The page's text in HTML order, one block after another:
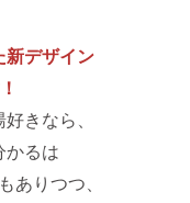
新デザイン
きなら、
かるは
ありつつ、